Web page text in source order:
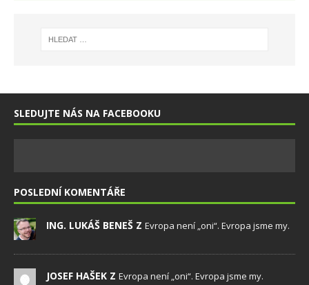
SLEDUJTE NÁS NA FACEBOOKU
POSLEDNÍ KOMENTÁŘE
ING. LUKÁŠ BENEŠ Z Evropa není „oni“. Evropa jsme my.
JOSEF HAŠEK Z Evropa není „oni“. Evropa jsme my.